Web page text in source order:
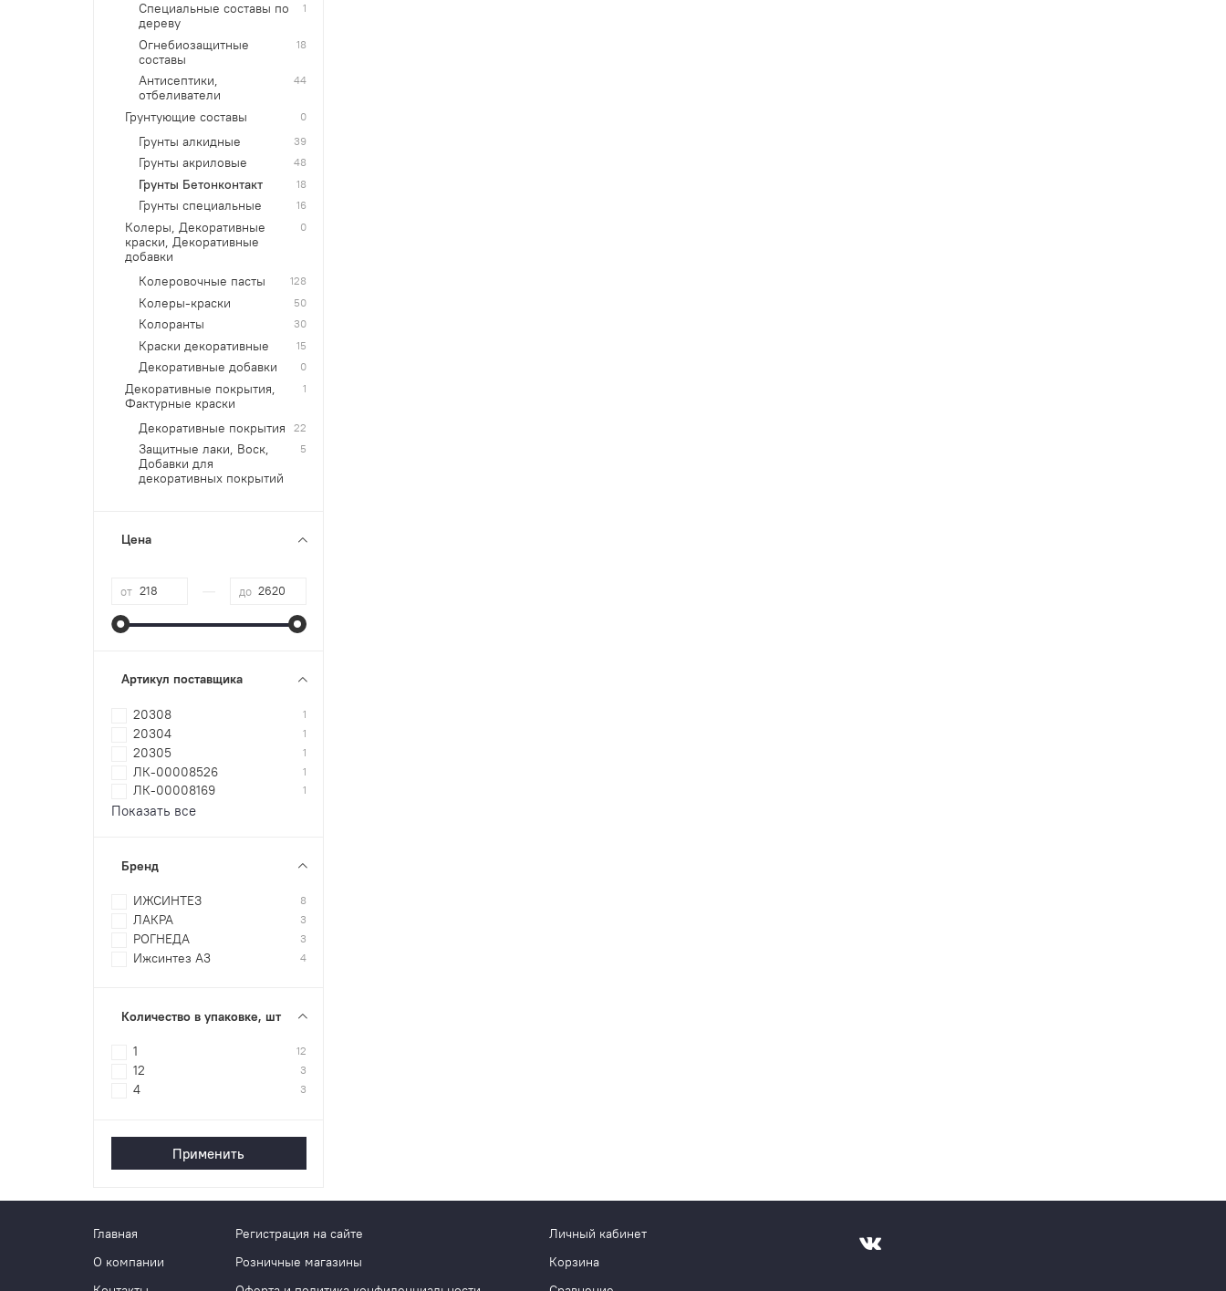
Специальные составы по
дереву
1
Огнебиозащитные
составы
18
Антисептики,
отбеливатели
44
Грунтующие составы 0
Грунты алкидные 39
Грунты акриловые 48
Грунты Бетонконтакт 18
Грунты специальные 16
Колеры, Декоративные
краски, Декоративные
добавки
0
Колеровочные пасты 128
Колеры-краски 50
Колоранты 30
Краски декоративные 15
Декоративные добавки 0
Декоративные покрытия,
Фактурные краски
1
Декоративные покрытия 22
Защитные лаки, Воск,
Добавки для
декоративных покрытий
5
Цена
от до
Артикул поставщика
20308 1
20304 1
20305 1
ЛК-00008526 1
ЛК-00008169 1
Показать все
Бренд
ИЖСИНТЕЗ 8
ЛАКРА 3
РОГНЕДА 3
Ижсинтез А3 4
Количество в упаковке, шт
1 12
12 3
4 3
Применить
Главная
О компании
Регистрация на сайте
Розничные магазины
Личный кабинет
Корзина